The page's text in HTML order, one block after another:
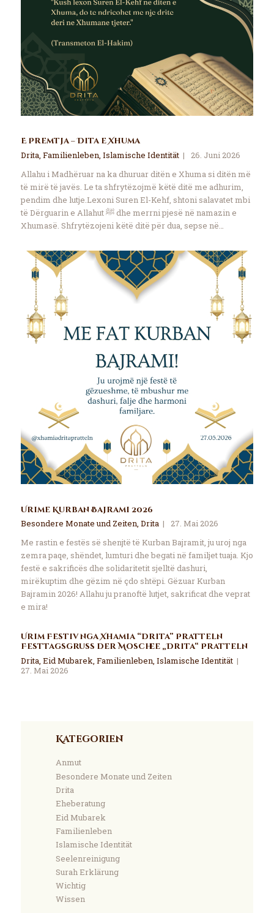
E Premtja – Dita e Xhuma
Drita, Familienleben, Islamische Identität
26. Juni 2026
Allahu i Madhëruar na ka dhuruar ditën e Xhuma si ditën më
të mirë të javës. Le ta shfrytëzojmë këtë ditë me adhurim,
pendim dhe lutje.Lexoni Suren El-Kehf, shtoni salavatet mbi
të Dërguarin e Allahut ﷺ dhe merrni pjesë në namazin e
Xhumasë. Shfrytëzojeni këtë ditë për dua, sepse në…
Urime Kurban Bajrami 2026
Besondere Monate und Zeiten, Drita
27. Mai 2026
Me rastin e festës së shenjtë të Kurban Bajramit, ju uroj nga
zemra paqe, shëndet, lumturi dhe begati në familjet tuaja. Kjo
festë e sakrificës dhe solidaritetit sjelltë dashuri,
mirëkuptim dhe gëzim në çdo shtëpi. Gëzuar Kurban
Bajramin 2026! Allahu ju pranoftë lutjet, sakrificat dhe veprat
e mira!
Urim Festiv nga Xhamia “Drita” Pratteln
Festtagsgruss der Moschee „Drita“ Pratteln
Drita, Eid Mubarek, Familienleben, Islamische Identität
27. Mai 2026
Kategorien
Anmut
Besondere Monate und Zeiten
Drita
Eheberatung
Eid Mubarek
Familienleben
Islamische Identität
Seelenreinigung
Surah Erklärung
Wichtig
Wissen